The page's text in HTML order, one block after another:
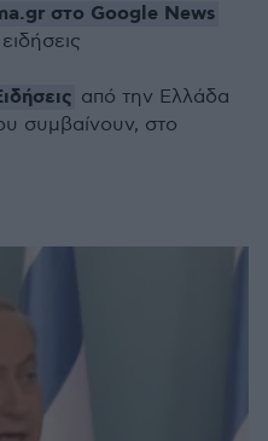
στο Google News
από την Ελλάδα
συμβαίνουν, στο